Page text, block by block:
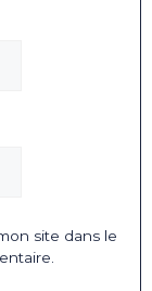
site dans le